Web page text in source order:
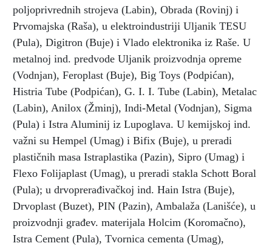
poljoprivrednih strojeva (Labin), Obrada (Rovinj) i
Prvomajska (Raša), u elektroindustriji Uljanik TESU
(Pula), Digitron (Buje) i Vlado elektronika iz Raše. U
metalnoj ind. predvode Uljanik proizvodnja opreme
(Vodnjan), Feroplast (Buje), Big Toys (Podpićan),
Histria Tube (Podpićan), G. I. I. Tube (Labin), Metalac
(Labin), Anilox (Žminj), Indi-Metal (Vodnjan), Sigma
(Pula) i Istra Aluminij iz Lupoglava. U kemijskoj ind.
važni su Hempel (Umag) i Bifix (Buje), u preradi
plastičnih masa Istraplastika (Pazin), Sipro (Umag) i
Flexo Folijaplast (Umag), u preradi stakla Schott Boral
(Pula); u drvoprerađivačkoj ind. Hain Istra (Buje),
Drvoplast (Buzet), PIN (Pazin), Ambalaža (Lanišće), u
proizvodnji građev. materijala Holcim (Koromačno),
Istra Cement (Pula), Tvornica cementa (Umag),